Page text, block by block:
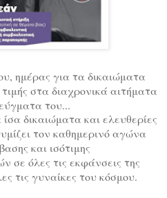
ημέρας για τα δικαιώματα
στα διαχρονικά αιτήματα
του...
δικαιώματα και ελευθερίες
τον καθημερινό αγώνα
και ισότιμης
σε όλες τις εκφάνσεις της
τις γυναίκες του κόσμου.